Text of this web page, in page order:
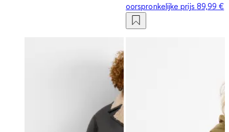
oorspronkelijke prijs 89,99 €